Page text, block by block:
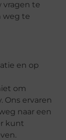
vragen te
weg te
en op
om
Ons ervaren
naar een
kunt